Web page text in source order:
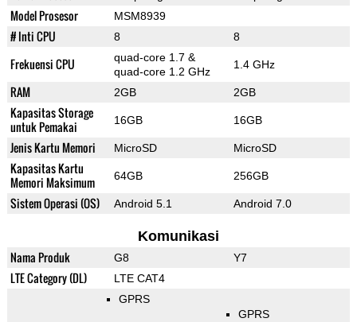
Model Prosesor MSM8939
# Inti CPU 8 8
Frekuensi CPU
quad-core 1.7 &
quad-core 1.2 GHz
1.4 GHz
RAM 2GB 2GB
Kapasitas Storage
untuk Pemakai
16GB 16GB
Jenis Kartu Memori MicroSD MicroSD
Kapasitas Kartu
Memori Maksimum
64GB 256GB
Sistem Operasi (OS) Android 5.1 Android 7.0
Komunikasi
Nama Produk G8 Y7
LTE Category (DL) LTE CAT4
GPRS
GPRS